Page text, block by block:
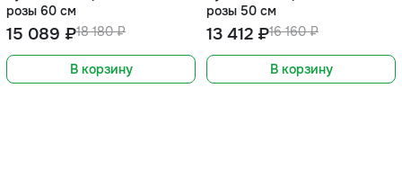
розы 60 см
18 180 ₽
15 089 ₽
В корзину
розы 50 см
16 160 ₽
13 412 ₽
В корзину